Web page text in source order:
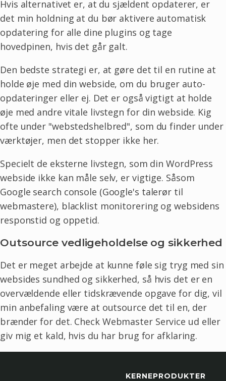
Hvis alternativet er, at du sjældent opdaterer, er
det min holdning at du bør aktivere automatisk
opdatering for alle dine plugins og tage
hovedpinen, hvis det går galt.
Den bedste strategi er, at gøre det til en rutine at
holde øje med din webside, om du bruger auto-
opdateringer eller ej. Det er også vigtigt at holde
øje med andre vitale livstegn for din webside. Kig
ofte under "webstedshelbred", som du finder under
værktøjer, men det stopper ikke her.
Specielt de eksterne livstegn, som din WordPress
webside ikke kan måle selv, er vigtige. Såsom
Google search console (Google's talerør til
webmastere), blacklist monitorering og websidens
responstid og oppetid.
Outsource vedligeholdelse og sikkerhed
Det er meget arbejde at kunne føle sig tryg med sin
websides sundhed og sikkerhed, så hvis det er en
overvældende eller tidskrævende opgave for dig, vil
min anbefaling være at outsource det til en, der
brænder for det. Check Webmaster Service ud eller
giv mig et kald, hvis du har brug for afklaring.
KERNEPRODUKTER